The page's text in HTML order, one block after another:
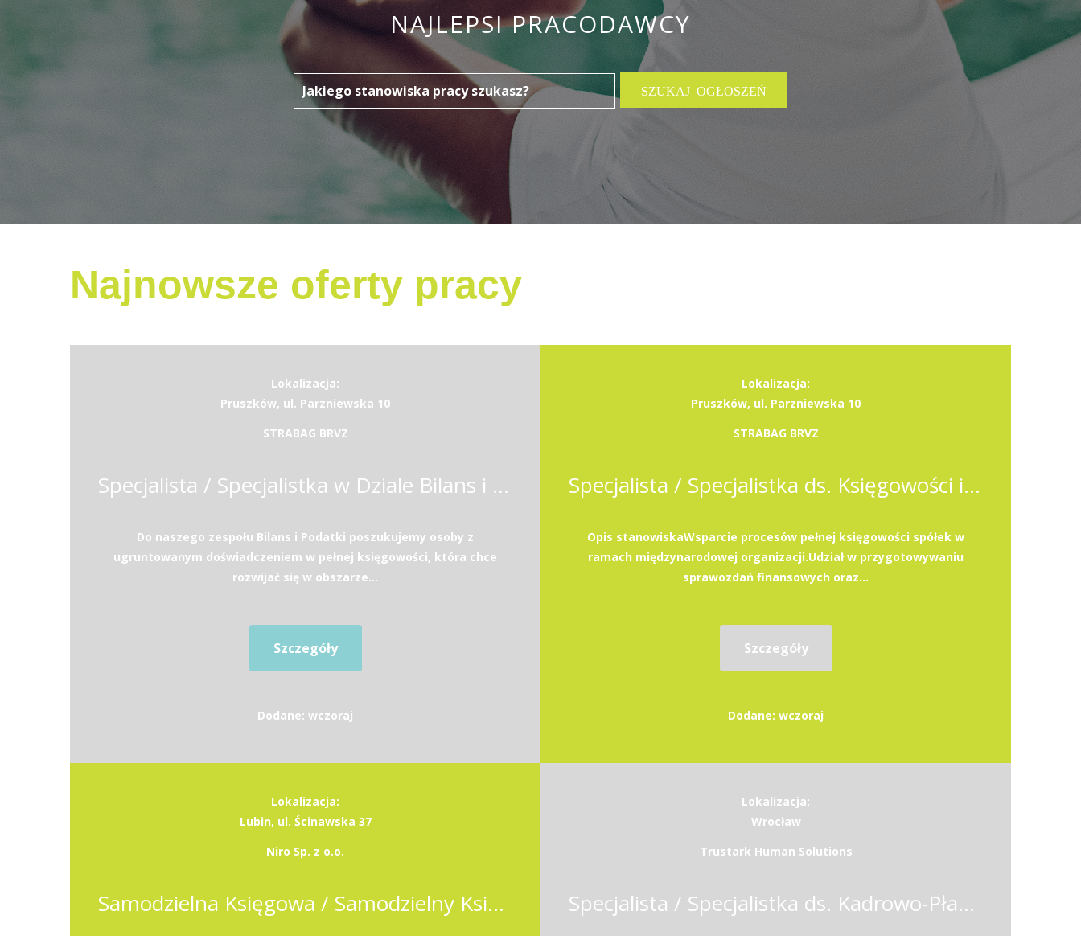
NAJLEPSI PRACODAWCY
Najnowsze oferty pracy
Lokalizacja:
Pruszków, ul. Parzniewska 10
STRABAG BRVZ
Specjalista / Specjalistka w Dziale Bilans i Podatki
Do naszego zespołu Bilans i Podatki poszukujemy osoby z
ugruntowanym doświadczeniem w pełnej księgowości, która chce
rozwijać się w obszarze...
Szczegóły
Dodane: wczoraj
Lokalizacja:
Pruszków, ul. Parzniewska 10
STRABAG BRVZ
Specjalista / Specjalistka ds. Księgowości i Podatków
Opis stanowiskaWsparcie procesów pełnej księgowości spółek w
ramach międzynarodowej organizacji.Udział w przygotowywaniu
sprawozdań finansowych oraz...
Szczegóły
Dodane: wczoraj
Lokalizacja:
Lubin, ul. Ścinawska 37
Niro Sp. z o.o.
Samodzielna Księgowa / Samodzielny Księgowy
Lokalizacja:
Wrocław
Trustark Human Solutions
Specjalista / Specjalistka ds. Kadrowo-Płacowych